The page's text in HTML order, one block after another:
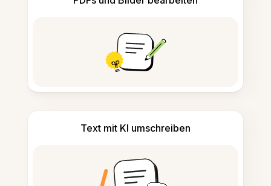
Text mit KI umschreiben